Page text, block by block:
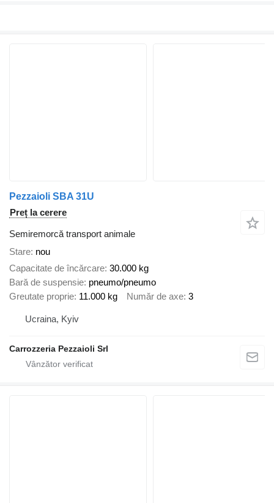
Pezzaioli SBA 31U
Preț la cerere
Semiremorcă transport animale
Stare nou
Capacitate de încărcare 30.000 kg
Bară de suspensie pneumo/pneumo
Greutate proprie 11.000 kg Număr de axe 3
Ucraina, Kyiv
Carrozzeria Pezzaioli Srl